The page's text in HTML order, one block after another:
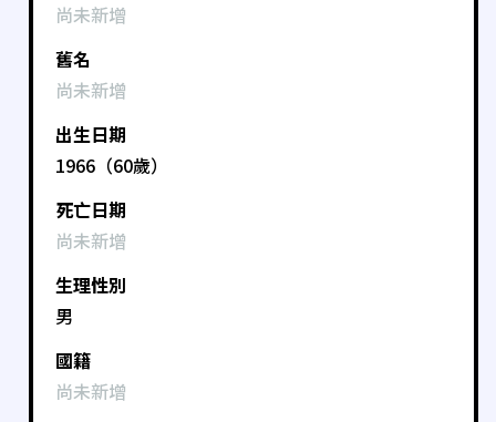
尚未新增
舊名
尚未新增
出生日期
1966（60歲）
死亡日期
尚未新增
生理性別
男
國籍
尚未新增